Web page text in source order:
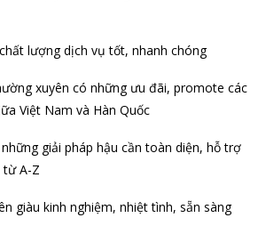
lượng dịch vụ tốt, nhanh chóng
xuyên có những ưu đãi, promote các
Việt Nam và Hàn Quốc
giải pháp hậu cần toàn diện, hỗ trợ
từ A-Z
giàu kinh nghiệm, nhiệt tình, sẵn sàng